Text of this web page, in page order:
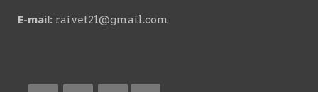
E-mail: raivet21@gmail.com